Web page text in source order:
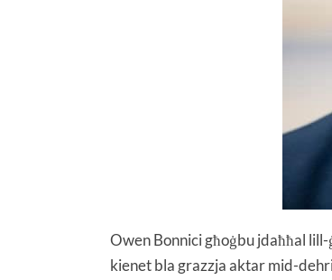
Owen Bonnici għoġbu jdaħħal
kienet bla grazzja aktar mid-